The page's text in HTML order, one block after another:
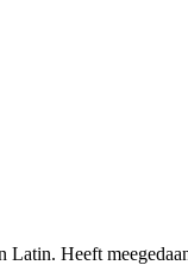
Heeft